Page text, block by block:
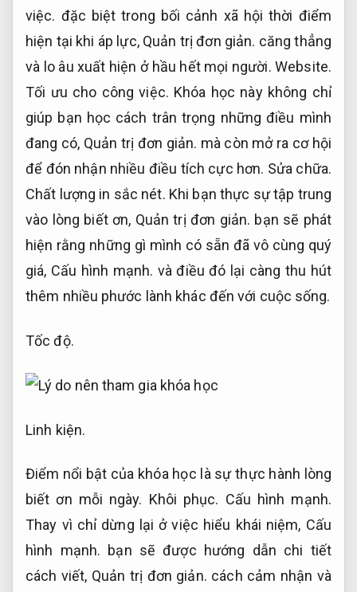
việc. đặc biệt trong bối cảnh xã hội thời điểm
hiện tại khi áp lực, Quản trị đơn giản. căng thẳng
và lo âu xuất hiện ở hầu hết mọi người.Website.
Tối ưu cho công việc. Khóa học này không chỉ
giúp bạn học cách trân trọng những điều mình
đang có, Quản trị đơn giản. mà còn mở ra cơ hội
để đón nhận nhiều điều tích cực hơn. Sửa chữa.
Chất lượng in sắc nét. Khi bạn thực sự tập trung
vào lòng biết ơn, Quản trị đơn giản. bạn sẽ phát
hiện rằng những gì mình có sẵn đã vô cùng quý
giá, Cấu hình mạnh. và điều đó lại càng thu hút
thêm nhiều phước lành khác đến với cuộc sống.
Tốc độ.
Linh kiện.
Điểm nổi bật của khóa học là sự thực hành lòng
biết ơn mỗi ngày. Khôi phục. Cấu hình mạnh.
Thay vì chỉ dừng lại ở việc hiểu khái niệm, Cấu
hình mạnh. bạn sẽ được hướng dẫn chi tiết
cách viết, Quản trị đơn giản. cách cảm nhận và